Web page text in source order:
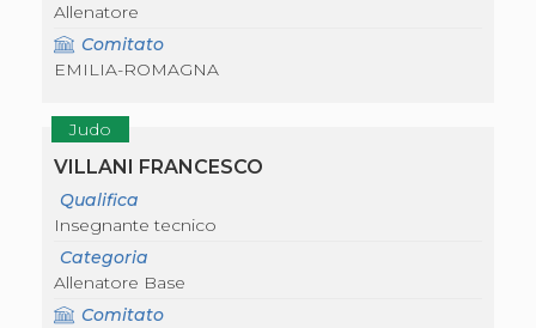
Newsletter
Corsi di Specializzazione
Corsi Preparatore Fisico
Edutraining class - Didattica infantile
Corso Direttore di Gara
Allenatore
Comitato
EMILIA-ROMAGNA
Judo
VILLANI FRANCESCO
Qualifica
Insegnante tecnico
Categoria
Allenatore Base
Comitato